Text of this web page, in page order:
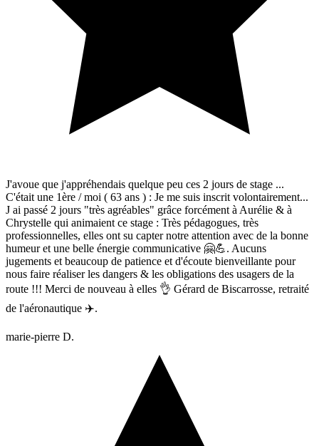
J'avoue que j'appréhendais quelque peu ces 2 jours de stage ...
C'était une 1ère / moi ( 63 ans ) : Je me suis inscrit volontairement...
J ai passé 2 jours "très agréables" grâce forcément à Aurélie & à
Chrystelle qui animaient ce stage : Très pédagogues, très
professionnelles, elles ont su capter notre attention avec de la bonne
humeur et une belle énergie communicative 🤗💪. Aucuns
jugements et beaucoup de patience et d'écoute bienveillante pour
nous faire réaliser les dangers & les obligations des usagers de la
route !!! Merci de nouveau à elles 👌 Gérard de Biscarrosse, retraité
de l'aéronautique ✈️.
marie-pierre D.